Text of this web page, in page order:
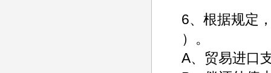
6、根据规定
）。
A、贸易进口